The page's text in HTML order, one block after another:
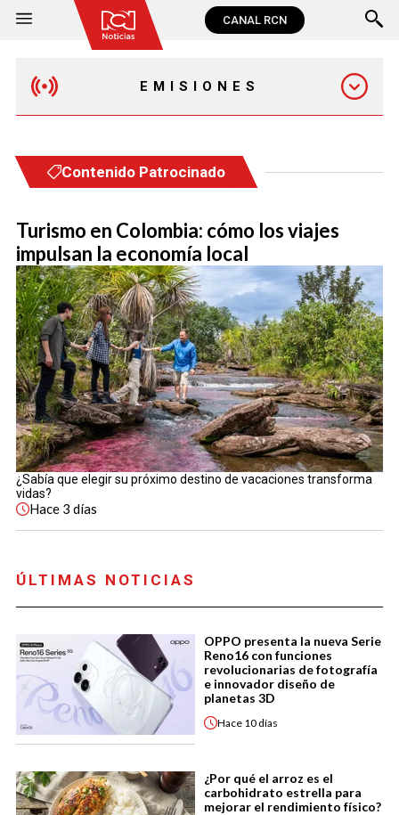
CANAL RCN
EMISIONES
Contenido Patrocinado
Turismo en Colombia: cómo los viajes
impulsan la economía local
¿Sabía que elegir su próximo destino de vacaciones transforma
vidas?
Hace 3 días
ÚLTIMAS NOTICIAS
OPPO presenta la nueva Serie
Reno16 con funciones
revolucionarias de fotografía
e innovador diseño de
planetas 3D
Hace 10 días
¿Por qué el arroz es el
carbohidrato estrella para
mejorar el rendimiento físico?